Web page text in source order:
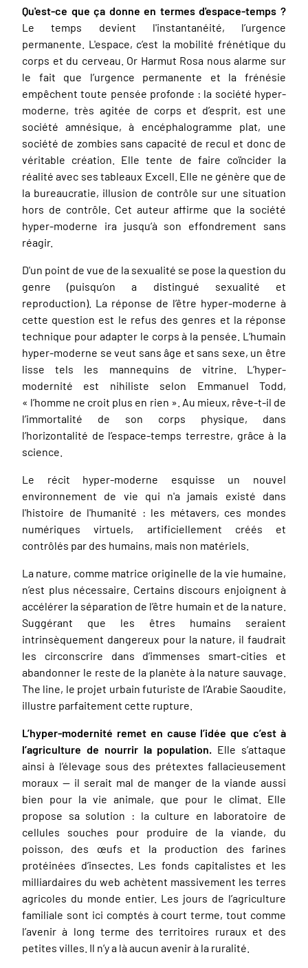
Qu'est-ce que ça donne en termes d'espace-temps ?
Le temps devient l'instantanéité, l’urgence
permanente. L'espace, c’est la mobilité frénétique du
corps et du cerveau. Or Harmut Rosa nous alarme sur
le fait que l’urgence permanente et la frénésie
empêchent toute pensée profonde : la société hyper-
moderne, très agitée de corps et d’esprit, est une
société amnésique, à encéphalogramme plat, une
société de zombies sans capacité de recul et donc de
véritable création. Elle tente de faire coïncider la
réalité avec ses tableaux Excell. Elle ne génère que de
la bureaucratie, illusion de contrôle sur une situation
hors de contrôle. Cet auteur affirme que la société
hyper-moderne ira jusqu’à son effondrement sans
réagir.
D'un point de vue de la sexualité se pose la question du
genre (puisqu’on a distingué sexualité et
reproduction). La réponse de l’être hyper-moderne à
cette question est le refus des genres et la réponse
technique pour adapter le corps à la pensée. L’humain
hyper-moderne se veut sans âge et sans sexe, un être
lisse tels les mannequins de vitrine. L’hyper-
modernité est nihiliste selon Emmanuel Todd,
« l’homme ne croit plus en rien ». Au mieux, rêve-t-il de
l’immortalité de son corps physique, dans
l’horizontalité de l’espace-temps terrestre, grâce à la
science.
Le récit hyper-moderne esquisse un nouvel
environnement de vie qui n'a jamais existé dans
l'histoire de l'humanité : les métavers, ces mondes
numériques virtuels, artificiellement créés et
contrôlés par des humains, mais non matériels.
La nature, comme matrice originelle de la vie humaine,
n’est plus nécessaire. Certains discours enjoignent à
accélérer la séparation de l’être humain et de la nature.
Suggérant que les êtres humains seraient
intrinsèquement dangereux pour la nature, il faudrait
les circonscrire dans d’immenses smart-cities et
abandonner le reste de la planète à la nature sauvage.
The line, le projet urbain futuriste de l’Arabie Saoudite,
illustre parfaitement cette rupture.
L’hyper-modernité remet en cause l’idée que c’est à
l’agriculture de nourrir la population. Elle s’attaque
ainsi à l’élevage sous des prétextes fallacieusement
moraux — il serait mal de manger de la viande aussi
bien pour la vie animale, que pour le climat. Elle
propose sa solution : la culture en laboratoire de
cellules souches pour produire de la viande, du
poisson, des œufs et la production des farines
protéinées d’insectes. Les fonds capitalistes et les
milliardaires du web achètent massivement les terres
agricoles du monde entier. Les jours de l’agriculture
familiale sont ici comptés à court terme, tout comme
l’avenir à long terme des territoires ruraux et des
petites villes. Il n’y a là aucun avenir à la ruralité.